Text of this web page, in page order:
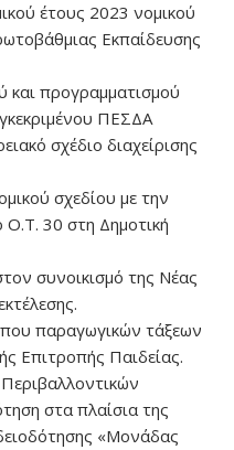
έτους 2023 νομικού
Εκπαίδευσης
και προγραμματισμού
ΠΕΣΔΑ
σχέδιο διαχείρισης
σχεδίου με την
30 στη Δημοτική
συνοικισμό της Νέας
παραγωγικών τάξεων
Επιτροπής Παιδείας.
στα πλαίσια της
«Μονάδας